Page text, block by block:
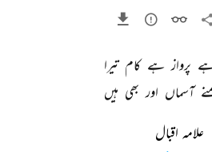
پرواز ہے کام تیرا
آسماں اور بھی ہیں
علامہ اقبال